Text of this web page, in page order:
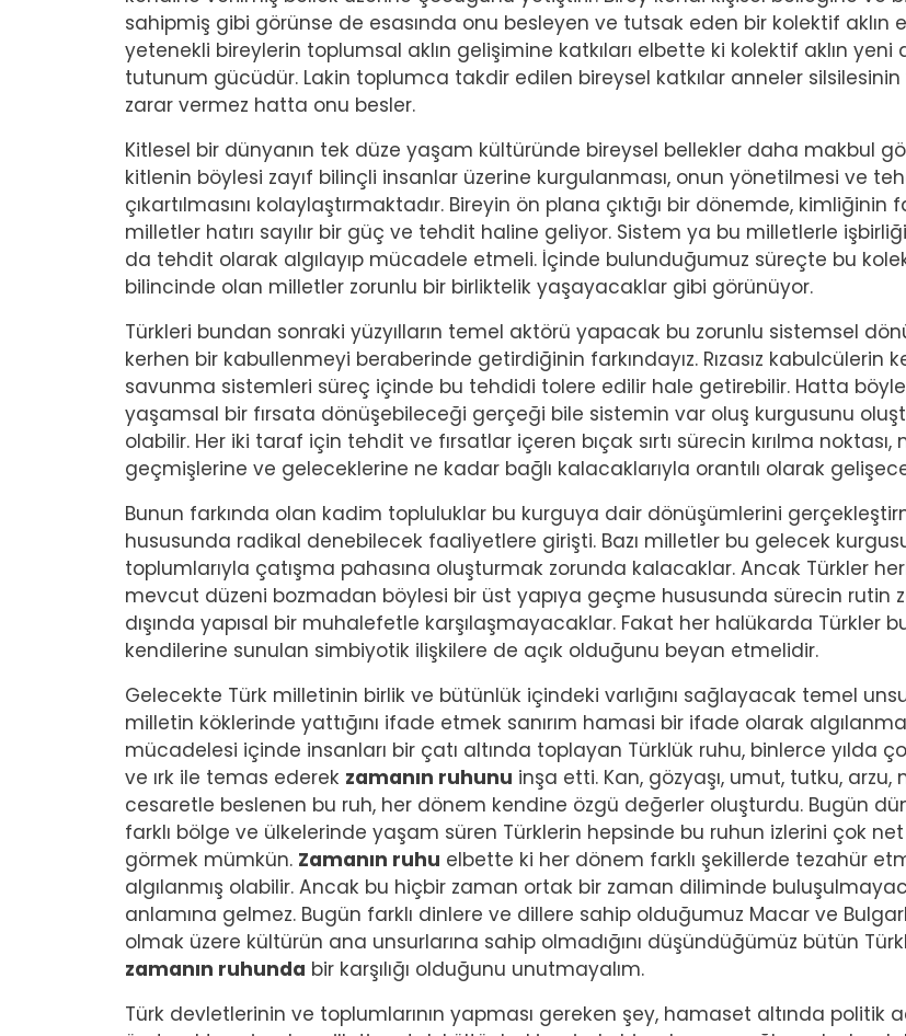
sahipmiş gibi görünse de esasında onu besleyen ve tutsak eden bir kolektif aklın
yetenekli bireylerin toplumsal aklın gelişimine katkıları elbette ki kolektif aklın yeni
tutunum gücüdür. Lakin toplumca takdir edilen bireysel katkılar anneler silsilesinin
zarar vermez hatta onu besler.
Kitlesel bir dünyanın tek düze yaşam kültüründe bireysel bellekler daha makbul
kitlenin böylesi zayıf bilinçli insanlar üzerine kurgulanması, onun yönetilmesi ve
çıkartılmasını kolaylaştırmaktadır. Bireyin ön plana çıktığı bir dönemde, kimliğinin
milletler hatırı sayılır bir güç ve tehdit haline geliyor. Sistem ya bu milletlerle
da tehdit olarak algılayıp mücadele etmeli. İçinde bulunduğumuz süreçte bu
bilincinde olan milletler zorunlu bir birliktelik yaşayacaklar gibi görünüyor.
Türkleri bundan sonraki yüzyılların temel aktörü yapacak bu zorunlu sistemsel
kerhen bir kabullenmeyi beraberinde getirdiğinin farkındayız. Rızasız kabulcülerin
savunma sistemleri süreç içinde bu tehdidi tolere edilir hale getirebilir. Hatta
yaşamsal bir fırsata dönüşebileceği gerçeği bile sistemin var oluş kurgusunu
olabilir. Her iki taraf için tehdit ve fırsatlar içeren bıçak sırtı sürecin kırılma noktası,
geçmişlerine ve geleceklerine ne kadar bağlı kalacaklarıyla orantılı olarak
Bunun farkında olan kadim topluluklar bu kurguya dair dönüşümlerini
hususunda radikal denebilecek faaliyetlere girişti. Bazı milletler bu gelecek
toplumlarıyla çatışma pahasına oluşturmak zorunda kalacaklar. Ancak Türkler
mevcut düzeni bozmadan böylesi bir üst yapıya geçme hususunda sürecin rutin
dışında yapısal bir muhalefetle karşılaşmayacaklar. Fakat her halükarda Türkler
kendilerine sunulan simbiyotik ilişkilere de açık olduğunu beyan etmelidir.
Gelecekte Türk milletinin birlik ve bütünlük içindeki varlığını sağlayacak temel
milletin köklerinde yattığını ifade etmek sanırım hamasi bir ifade olarak
mücadelesi içinde insanları bir çatı altında toplayan Türklük ruhu, binlerce yılda
ve ırk ile temas ederek zamanın ruhunu inşa etti. Kan, gözyaşı, umut, tutku, arzu,
cesaretle beslenen bu ruh, her dönem kendine özgü değerler oluşturdu. Bugün
farklı bölge ve ülkelerinde yaşam süren Türklerin hepsinde bu ruhun izlerini çok
görmek mümkün. Zamanın ruhu elbette ki her dönem farklı şekillerde tezahür
algılanmış olabilir. Ancak bu hiçbir zaman ortak bir zaman diliminde
anlamına gelmez. Bugün farklı dinlere ve dillere sahip olduğumuz Macar ve
olmak üzere kültürün ana unsurlarına sahip olmadığını düşündüğümüz bütün
zamanın ruhunda bir karşılığı olduğunu unutmayalım.
Türk devletlerinin ve toplumlarının yapması gereken şey, hamaset altında politik